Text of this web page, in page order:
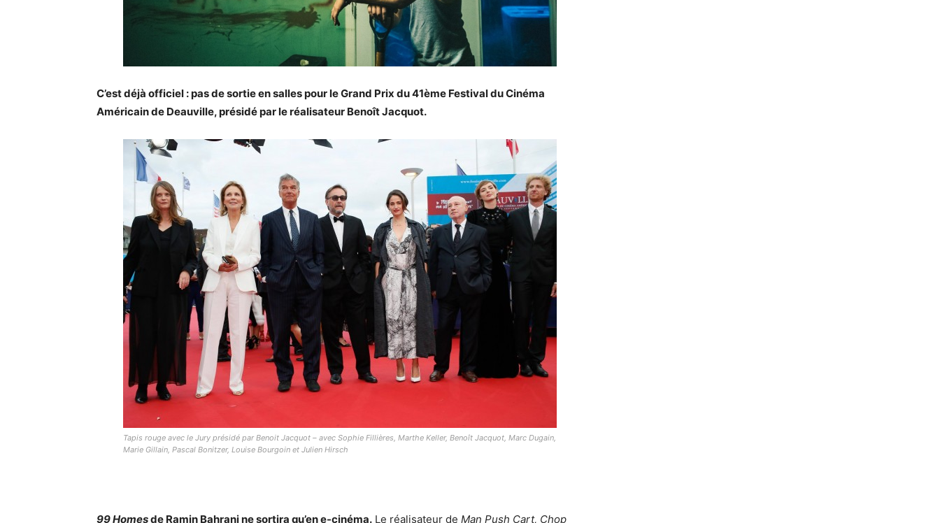
C’est déjà officiel : pas de sortie en salles pour le Grand Prix du 41ème Festival du Cinéma
Américain de Deauville, présidé par le réalisateur Benoît Jacquot.
Tapis rouge avec le Jury présidé par Benoit Jacquot – avec Sophie Fillières, Marthe Keller, Benoît Jacquot, Marc Dugain,
Marie Gillain, Pascal Bonitzer, Louise Bourgoin et Julien Hirsch
99 Homesde Ramin Bahrani ne sortira qu’en e-cinéma. Le réalisateur de Man Push Cart, Chop